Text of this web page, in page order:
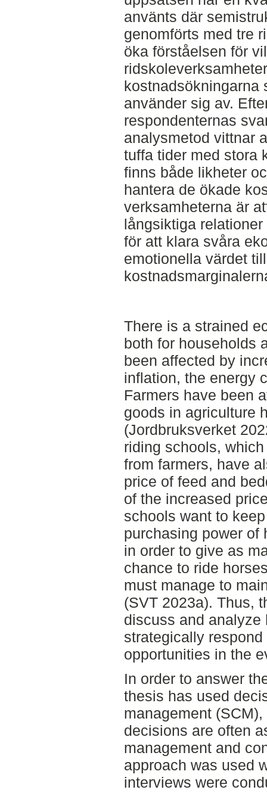
använts där
genomförts med tre
öka förståelsen för
kostnadsökningarna
använder sig av.
respondenternas
analysmetod vittnar
tuffa tider med stora
finns både likheter
hantera de ökade
verksamheterna är
långsiktiga
för att klara svåra
emotionella värdet
There is a strained
both for households
been affected by
inflation, the energy
Farmers have been
goods in agriculture
(Jordbruksverket
riding schools,
from farmers, have
price of feed and
of the increased
schools want to
purchasing power of
in order to give as
chance to ride
must manage to
(SVT 2023a). Thus,
discuss and
strategically
opportunities in the
In order to answer
thesis has used
management
decisions are often
management and
approach was used
interviews were